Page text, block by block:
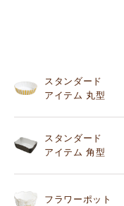
スタンダード
アイテム 丸型
スタンダード
アイテム 角型
フラワーポット